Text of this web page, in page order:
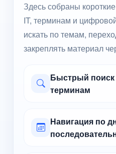
Здесь собраны
IT, терминам и
искать по темам,
закреплять материал
Быстрый поиск
терминам
Навигация по